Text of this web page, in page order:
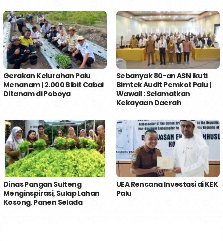
Gerakan Kelurahan Palu
Menanam | 2.000 Bibit Cabai
Ditanam di Poboya
Sebanyak 80-an ASN Ikuti
Bimtek Audit Pemkot Palu |
Wawali : Selamatkan
Kekayaan Daerah
Dinas Pangan Sulteng
Menginspirasi, Sulap Lahan
Kosong, Panen Selada
UEA Rencana Investasi di KEK
Palu